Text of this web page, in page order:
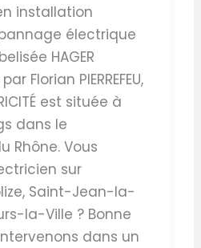
installation
électrique
HAGER
Florian PIERREFEU,
est située à
dans le
Rhône. Vous
sur
Saint-Jean-la-
la-Ville ? Bonne
dans un